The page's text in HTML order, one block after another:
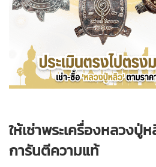
ให้เช่าพระเครื่องหลวง
การันตีความแท้